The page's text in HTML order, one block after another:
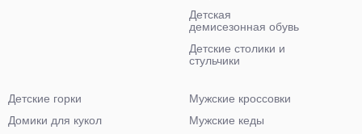
Детская
демисезонная обувь
Детские столики и
стульчики
Детские горки
Домики для кукол
Мужские кроссовки
Мужские кеды